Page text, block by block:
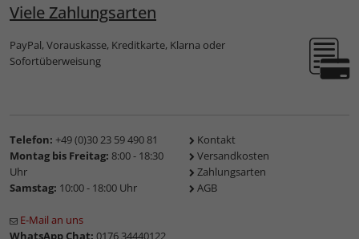
Viele Zahlungsarten
PayPal, Vorauskasse, Kreditkarte, Klarna oder
Sofortüberweisung
Telefon: +49 (0)30 23 59 490 81
Montag bis Freitag: 8:00 - 18:30
Uhr
Samstag: 10:00 - 18:00 Uhr
E-Mail an uns
WhatsApp Chat: 0176 34440122
Kontakt
Versandkosten
Zahlungsarten
AGB